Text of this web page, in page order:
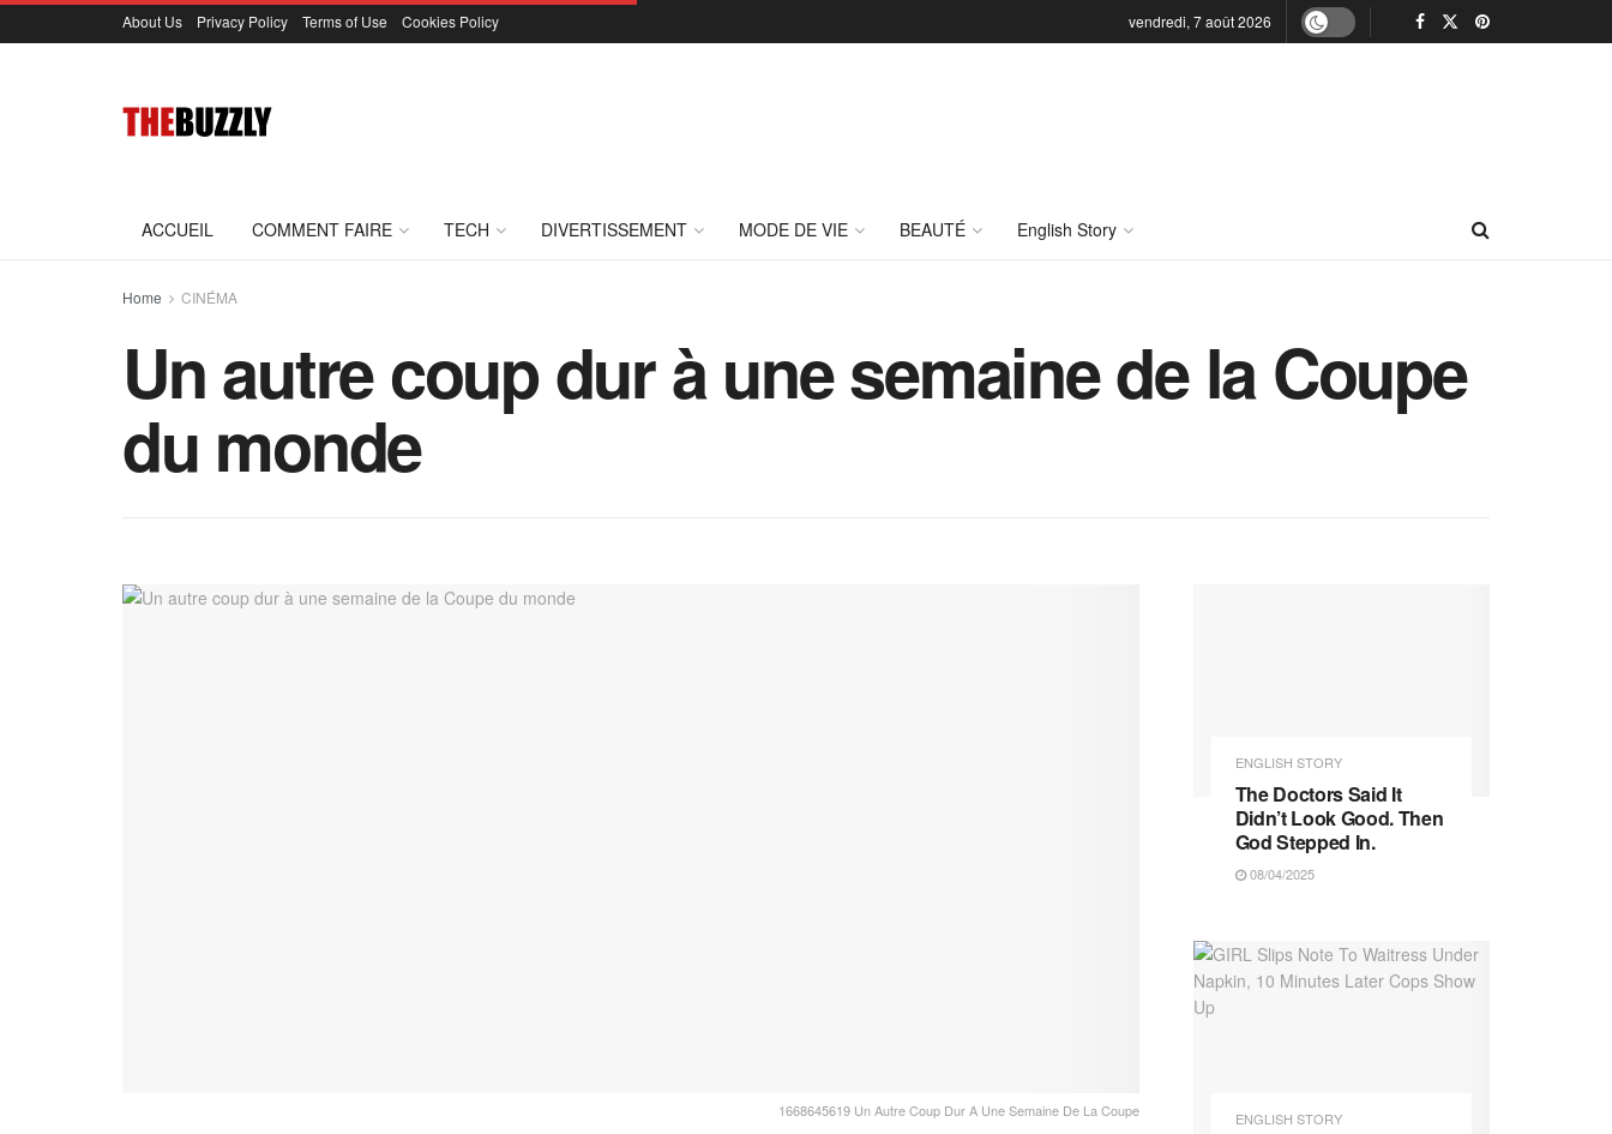
About Us Privacy Policy Terms of Use Cookies Policy vendredi, 7 août 2026
ACCUEIL COMMENT FAIRE TECH DIVERTISSEMENT MODE DE VIE BEAUTÉ English Story
Home CINÉMA
Un autre coup dur à une semaine de la Coupe
du monde
1668645619 Un Autre Coup Dur A Une Semaine De La Coupe
ENGLISH STORY
The Doctors Said It
Didn’t Look Good. Then
God Stepped In.
08/04/2025
ENGLISH STORY